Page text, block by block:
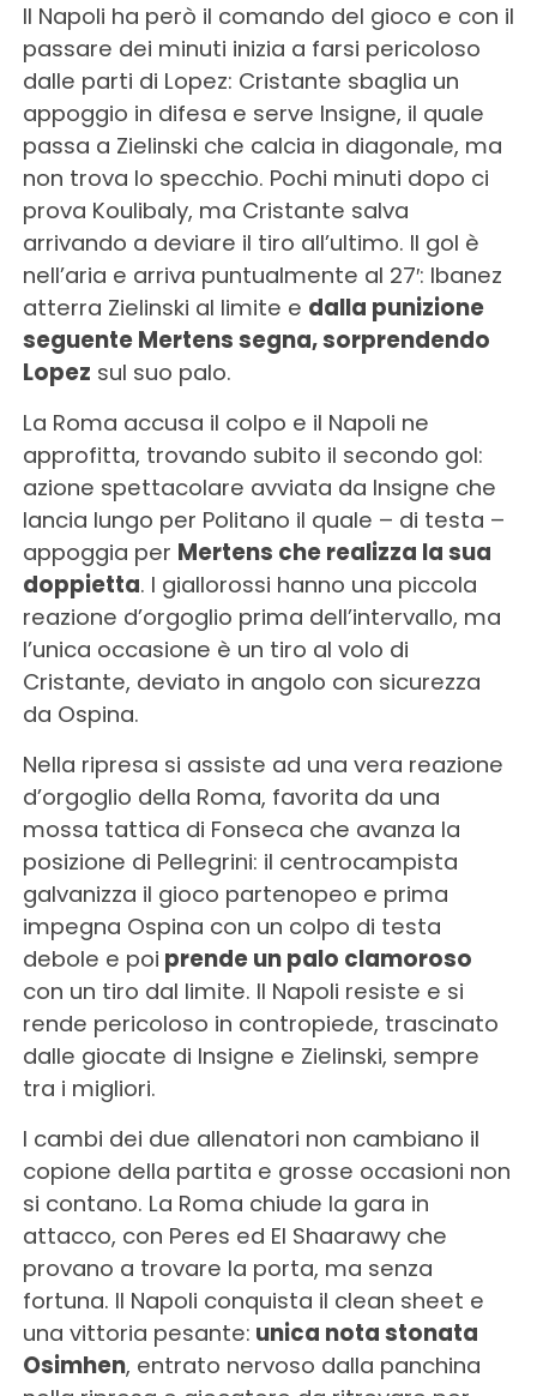
Il Napoli ha però il comando del gioco e con il
passare dei minuti inizia a farsi pericoloso
dalle parti di Lopez: Cristante sbaglia un
appoggio in difesa e serve Insigne, il quale
passa a Zielinski che calcia in diagonale, ma
non trova lo specchio. Pochi minuti dopo ci
prova Koulibaly, ma Cristante salva
arrivando a deviare il tiro all’ultimo. Il gol è
nell’aria e arriva puntualmente al 27′: Ibanez
atterra Zielinski al limite e dalla punizione
seguente Mertens segna, sorprendendo
Lopez sul suo palo.
La Roma accusa il colpo e il Napoli ne
approfitta, trovando subito il secondo gol:
azione spettacolare avviata da Insigne che
lancia lungo per Politano il quale – di testa –
appoggia per Mertens che realizza la sua
doppietta. I giallorossi hanno una piccola
reazione d’orgoglio prima dell’intervallo, ma
l’unica occasione è un tiro al volo di
Cristante, deviato in angolo con sicurezza
da Ospina.
Nella ripresa si assiste ad una vera reazione
d’orgoglio della Roma, favorita da una
mossa tattica di Fonseca che avanza la
posizione di Pellegrini: il centrocampista
galvanizza il gioco partenopeo e prima
impegna Ospina con un colpo di testa
debole e poi prende un palo clamoroso
con un tiro dal limite. Il Napoli resiste e si
rende pericoloso in contropiede, trascinato
dalle giocate di Insigne e Zielinski, sempre
tra i migliori.
I cambi dei due allenatori non cambiano il
copione della partita e grosse occasioni non
si contano. La Roma chiude la gara in
attacco, con Peres ed El Shaarawy che
provano a trovare la porta, ma senza
fortuna. Il Napoli conquista il clean sheet e
una vittoria pesante: unica nota stonata
Osimhen, entrato nervoso dalla panchina